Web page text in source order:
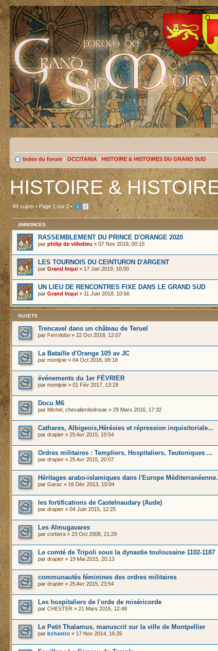
Index du forum ‹ OCCITANIA ‹ HISTOIRE & HISTOIRES DU GRAND SUD
HISTOIRE &
89 sujets • Page 1 sur 2 • 1 2
ANNONCES
RASSEMBLEMENT DU PRINCE D'ORANGE 2020
par philip de villedieu » 07 Nov 2019, 00:15
LES TOURNOIS DU CEINTURON D'ARGENT
par Grand Inqui » 17 Jan 2019, 10:00
UN LIEU DE RENCONTRES FIXE DANS LE GRAND SUD
par Grand Inqui » 11 Juin 2018, 10:56
SUJETS
Trencavel dans un château de Teruel
par Ferrolobo » 22 Oct 2018, 12:07
La Bataille d'Orange 105 av JC
par montjoie » 04 Oct 2018, 09:18
événements du 1er FÉVRIER
par montjoie » 01 Fév 2017, 13:18
Docu M6
par Michel, chevalierdedrouie » 29 Mars 2016, 17:32
Cathares, Albigeois,Hérésies et répression inquisitoriale...
par drapier » 25 Avr 2015, 10:54
Ordres militaires : Templiers, Hospitaliers, Teutoniques ...
par drapier » 25 Avr 2015, 20:07
Héritages arabo-islamiques dans l'Europe Méditerranéenne.
par Garac » 16 Déc 2013, 10:04
les fortifications de Castelnaudary (Aude)
par drapier » 04 Juin 2015, 12:25
Les Almugavares
par corbera » 23 Oct 2008, 21:29
Le comté de Tripoli sous la dynastie toulousaine 1102-1187
par drapier » 19 Mai 2015, 20:13
communautés féminines des ordres militaires
par drapier » 25 Avr 2015, 23:54
Les hospitaliers de l'orde de miséricorde
par CHESTER » 21 Mars 2015, 12:48
Le Petit Thalamus, manuscrit sur la ville de Montpellier
par bzhastro » 17 Nov 2014, 16:26